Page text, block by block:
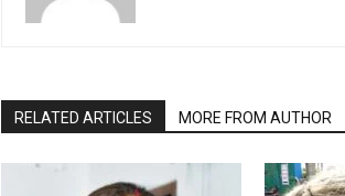
RELATED ARTICLES MORE FROM AUTHOR